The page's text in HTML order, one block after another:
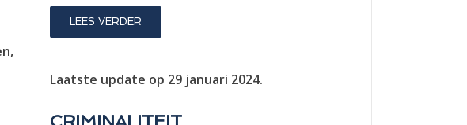
LEES VERDER
Laatste update op 29 januari 2024.
CRIMINALITEIT